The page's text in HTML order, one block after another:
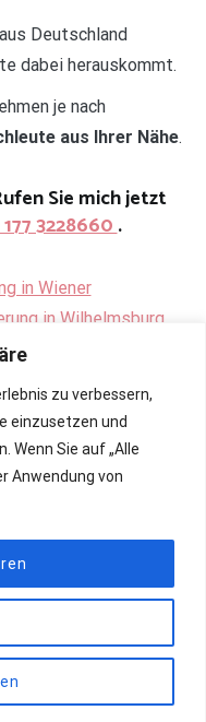
zu verbessern,
einzusetzen und
Wenn Sie auf „Alle
Anwendung von
Deutschland
dabei herauskommt.
je nach
aus Ihrer Nähe.
Sie mich jetzt
3228660.
in Wiener
in Wilhelmsburg
Sanierung ihrer
Cenoteby ThemeGrill.